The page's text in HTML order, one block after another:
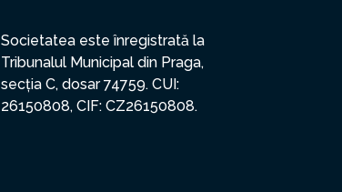
Societatea este înregistrată la
Tribunalul Municipal din Praga,
secția C, dosar 74759. CUI:
26150808, CIF: CZ26150808.